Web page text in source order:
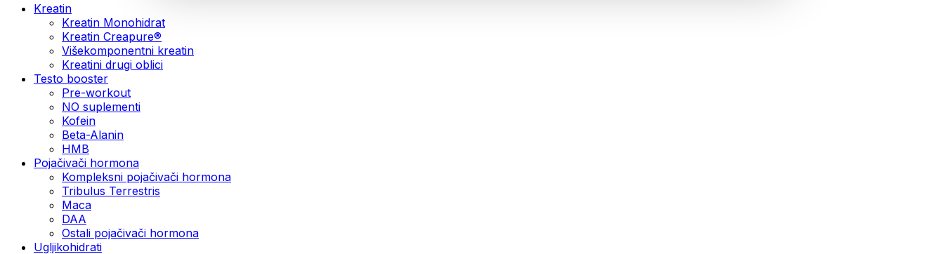
Kreatin
Kreatin Monohidrat
Kreatin Creapure®
Višekomponentni kreatin
Kreatini drugi oblici
Testo booster
Pre-workout
NO suplementi
Kofein
Beta-Alanin
HMB
Pojačivači hormona
Kompleksni pojačivači hormona
Tribulus Terrestris
Maca
DAA
Ostali pojačivači hormona
Ugljikohidrati